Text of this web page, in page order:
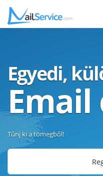
Egyedi,
Email
Tűnj ki a tömegből!